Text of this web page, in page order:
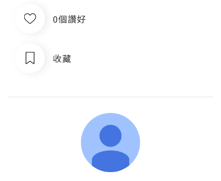
0個讚好
收藏